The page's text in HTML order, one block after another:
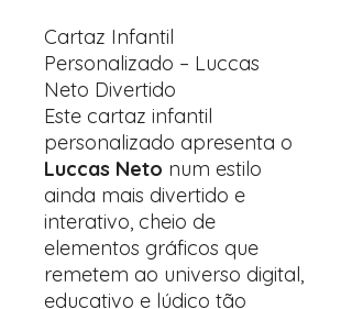
Cartaz Infantil
Personalizado – Luccas
Neto Divertido
Este cartaz infantil
personalizado apresenta o
Luccas Neto num estilo
ainda mais divertido e
interativo, cheio de
elementos gráficos que
remetem ao universo digital,
educativo e lúdico tão